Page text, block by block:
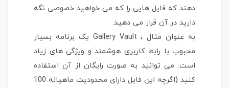
دهند که فایل هایی را که می خواهید خصوصی نگه
دارید در آن قرار می دهید.
به عنوان مثال ، Gallery Vault یک برنامه بسیار
محبوب با رابط کاربری هوشمند و ویژگی های زیاد
است. می توانید به صورت رایگان از آن استفاده
کنید (اگرچه این فایل دارای محدودیت ماهیانه 100